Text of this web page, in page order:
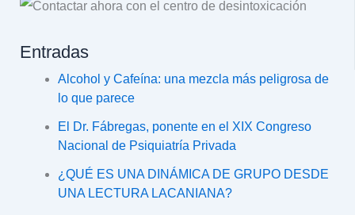
Entradas
Alcohol y Cafeína: una mezcla más peligrosa de
lo que parece
El Dr. Fábregas, ponente en el XIX Congreso
Nacional de Psiquiatría Privada
¿QUÉ ES UNA DINÁMICA DE GRUPO DESDE
UNA LECTURA LACANIANA?